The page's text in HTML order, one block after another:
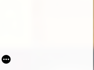
material Jewish